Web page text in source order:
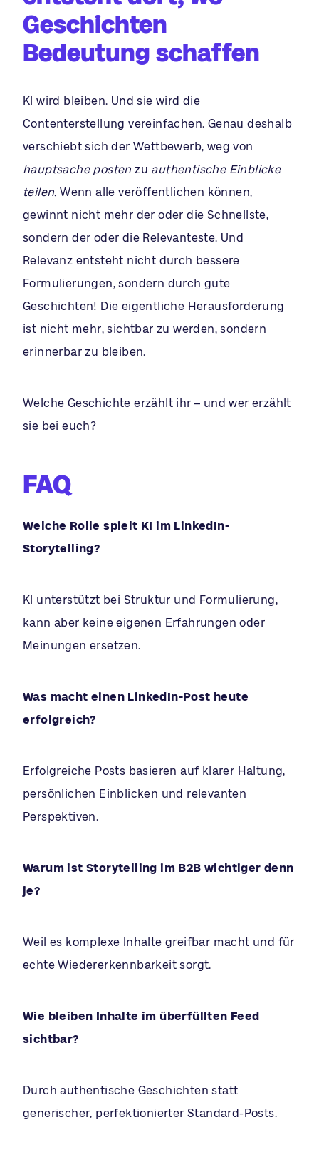
Geschichten
Bedeutung schaffen
KI wird bleiben. Und sie wird die
Contenterstellung vereinfachen. Genau deshalb
verschiebt sich der Wettbewerb, weg von
hauptsache posten zu authentische Einblicke
teilen. Wenn alle veröffentlichen können,
gewinnt nicht mehr der oder die Schnellste,
sondern der oder die Relevanteste. Und
Relevanz entsteht nicht durch bessere
Formulierungen, sondern durch gute
Geschichten! Die eigentliche Herausforderung
ist nicht mehr, sichtbar zu werden, sondern
erinnerbar zu bleiben.
Welche Geschichte erzählt ihr – und wer erzählt
sie bei euch?
FAQ
Welche Rolle spielt KI im LinkedIn-
Storytelling?
KI unterstützt bei Struktur und Formulierung,
kann aber keine eigenen Erfahrungen oder
Meinungen ersetzen.
Was macht einen LinkedIn-Post heute
erfolgreich?
Erfolgreiche Posts basieren auf klarer Haltung,
persönlichen Einblicken und relevanten
Perspektiven.
Warum ist Storytelling im B2B wichtiger denn
je?
Weil es komplexe Inhalte greifbar macht und für
echte Wiedererkennbarkeit sorgt.
Wie bleiben Inhalte im überfüllten Feed
sichtbar?
Durch authentische Geschichten statt
generischer, perfektionierter Standard-Posts.